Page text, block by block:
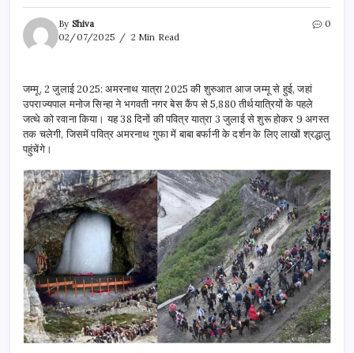
By Shiva
02/07/2025
2 Min Read
0
जम्मू, 2 जुलाई 2025: अमरनाथ यात्रा 2025 की शुरुआत आज जम्मू से हुई, जहां
उपराज्यपाल मनोज सिन्हा ने भगवती नगर बेस कैंप से 5,880 तीर्थयात्रियों के पहले
जत्थे को रवाना किया। यह 38 दिनों की पवित्र यात्रा 3 जुलाई से शुरू होकर 9 अगस्त
तक चलेगी, जिसमें पवित्र अमरनाथ गुफा में बाबा बर्फानी के दर्शन के लिए लाखों श्रद्धालु
पहुंचेंगे।